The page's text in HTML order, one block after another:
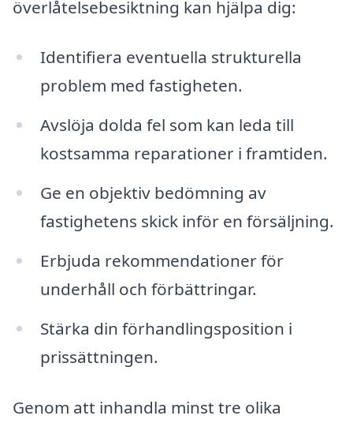
överlåtelsebesiktning kan hjälpa dig:
Identifiera eventuella strukturella
problem med fastigheten.
Avslöja dolda fel som kan leda till
kostsamma reparationer i framtiden.
Ge en objektiv bedömning av
fastighetens skick inför en försäljning.
Erbjuda rekommendationer för
underhåll och förbättringar.
Stärka din förhandlingsposition i
prissättningen.
Genom att inhandla minst tre olika